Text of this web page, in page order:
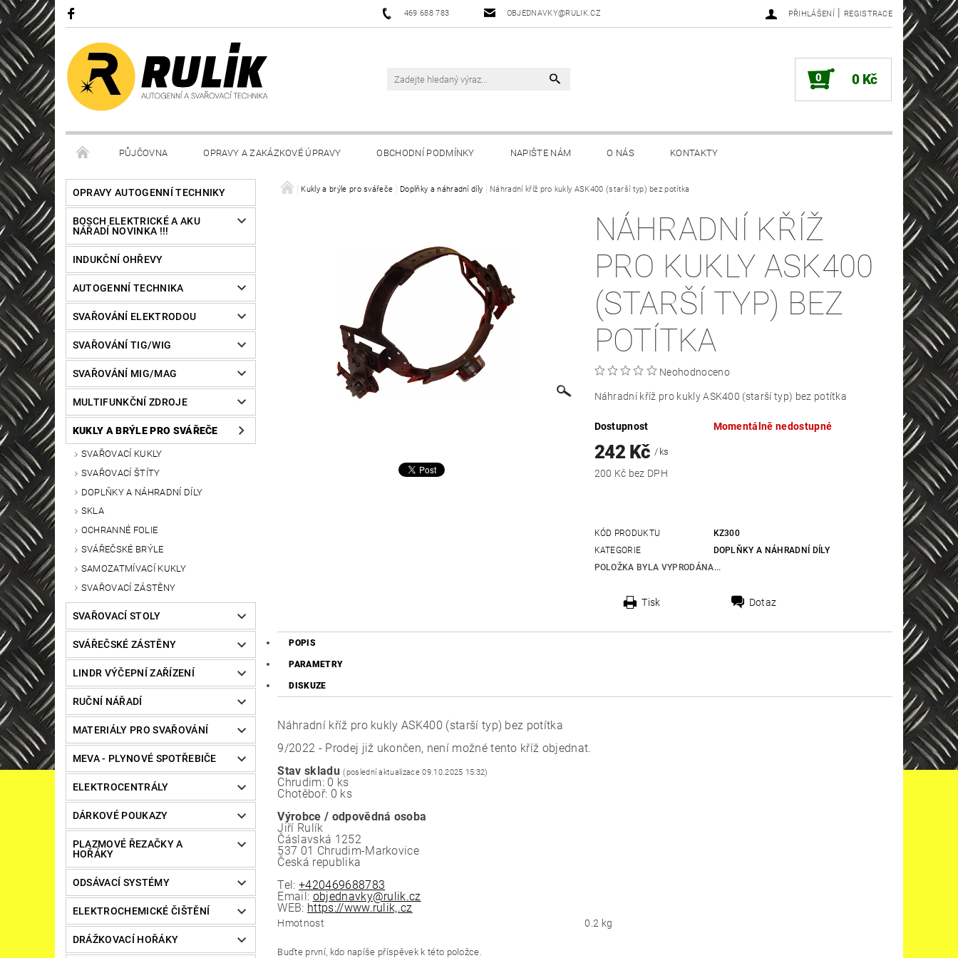
469 688 783 OBJEDNAVKY@RULIK.CZ PŘIHLÁŠENÍ | REGISTRACE
0 0 Kč
PŮJČOVNA OPRAVY A ZAKÁZKOVÉ ÚPRAVY OBCHODNÍ PODMÍNKY NAPIŠTE NÁM O NÁS KONTAKTY
OPRAVY AUTOGENNÍ TECHNIKY
BOSCH ELEKTRICKÉ A AKU
NÁŘADÍ NOVINKA !!!
INDUKČNÍ OHŘEVY
AUTOGENNÍ TECHNIKA
SVAŘOVÁNÍ ELEKTRODOU
SVAŘOVÁNÍ TIG/WIG
SVAŘOVÁNÍ MIG/MAG
MULTIFUNKČNÍ ZDROJE
KUKLY A BRÝLE PRO SVÁŘEČE
SVAŘOVACÍ KUKLY
SVAŘOVACÍ ŠTÍTY
DOPLŇKY A NÁHRADNÍ DÍLY
SKLA
OCHRANNÉ FOLIE
SVÁŘEČSKÉ BRÝLE
SAMOZATMÍVACÍ KUKLY
SVAŘOVACÍ ZÁSTĚNY
SVAŘOVACÍ STOLY
SVÁŘEČSKÉ ZÁSTĚNY
LINDR VÝČEPNÍ ZAŘÍZENÍ
RUČNÍ NÁŘADÍ
MATERIÁLY PRO SVAŘOVÁNÍ
MEVA - PLYNOVÉ SPOTŘEBIČE
ELEKTROCENTRÁLY
DÁRKOVÉ POUKAZY
PLAZMOVÉ ŘEZAČKY A
HOŘÁKY
ODSÁVACÍ SYSTÉMY
ELEKTROCHEMICKÉ ČIŠTĚNÍ
DRÁŽKOVACÍ HOŘÁKY
Kukly a brýle pro svářeče Doplňky a náhradní díly Náhradní kříž pro kukly ASK400 (starší typ) bez potítka
NÁHRADNÍ KŘÍŽ
PRO KUKLY ASK400
(STARŠÍ TYP) BEZ
POTÍTKA
Neohodnoceno
Náhradní kříž pro kukly ASK400 (starší typ) bez potítka
Dostupnost Momentálně nedostupné
242 Kč/ ks
200 Kč bez DPH
KÓD PRODUKTU
KZ300
KATEGORIE
DOPLŇKY A NÁHRADNÍ DÍLY
POLOŽKA BYLA VYPRODÁNA...
Tisk Dotaz
POPIS
PARAMETRY
DISKUZE
Náhradní kříž pro kukly ASK400 (starší typ) bez potítka
9/2022 - Prodej již ukončen, není možné tento kříž objednat.
Stav skladu (poslední aktualizace 09.10.2025 15:32)
Chrudim: 0 ks
Chotěboř: 0 ks
Výrobce / odpovědná osoba
Jiří Rulík
Čáslavská 1252
537 01 Chrudim-Markovice
Česká republika
Tel:+420469688783
Email: objednavky@rulik.cz
WEB: https://www.rulik,.cz
Hmotnost 0.2 kg
Buďte první, kdo napíše příspěvek k této položce.